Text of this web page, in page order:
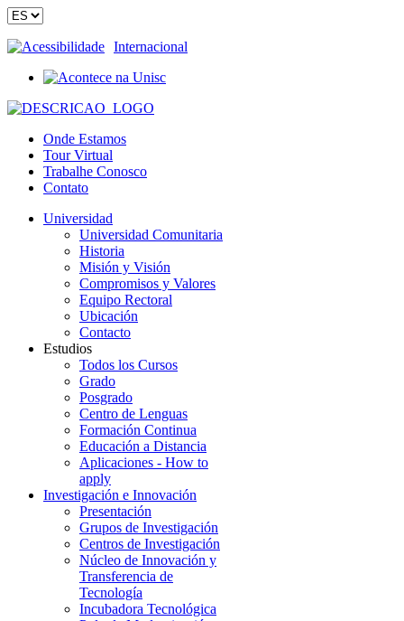
Acessibilidade Internacional
Onde Estamos
Tour Virtual
Trabalhe Conosco
Contato
Universidad
Universidad Comunitaria
Historia
Misión y Visión
Compromisos y Valores
Equipo Rectoral
Ubicación
Contacto
Estudios
Todos los Cursos
Grado
Posgrado
Centro de Lenguas
Formación Continua
Educación a Distancia
Aplicaciones - How to
apply
Investigación e Innovación
Presentación
Grupos de Investigación
Centros de Investigación
Núcleo de Innovación y
Transferencia de
Tecnología
Incubadora Tecnológica